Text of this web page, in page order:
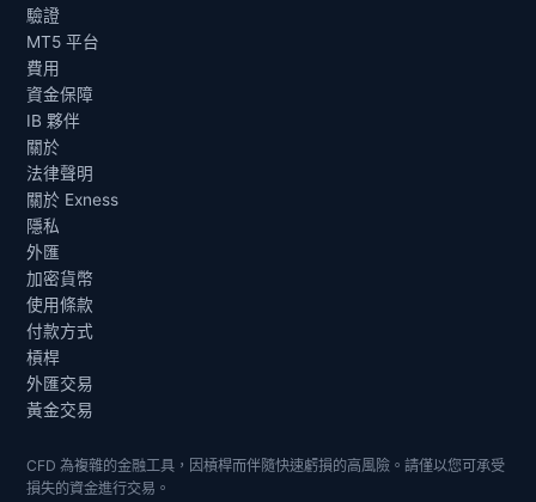
驗證
MT5 平台
費用
資金保障
IB 夥伴
關於
法律聲明
關於 Exness
隱私
外匯
加密貨幣
使用條款
付款方式
槓桿
外匯交易
黃金交易
CFD 為複雜的金融工具，因槓桿而伴隨快速虧損的高風險。請僅以您可承受
損失的資金進行交易。